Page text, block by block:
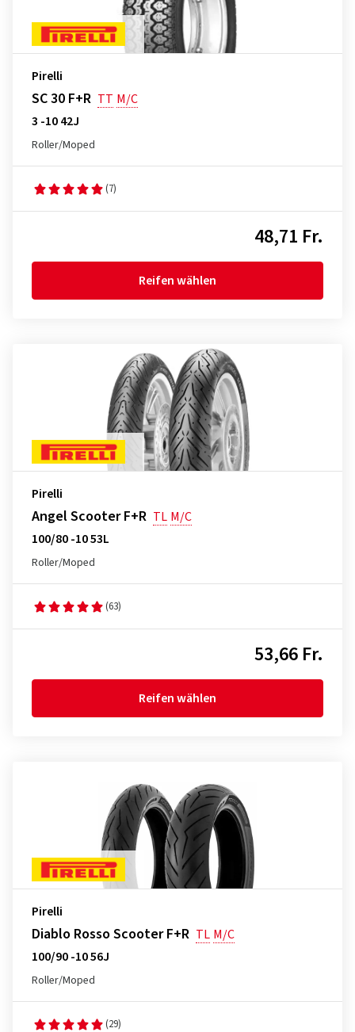
Pirelli
SC 30 F+R TT M/C
3 -10 42J
Roller/Moped
(7)
48,71 Fr.
Reifen wählen
Pirelli
Angel Scooter F+R TL M/C
100/80 -10 53L
Roller/Moped
(63)
53,66 Fr.
Reifen wählen
Pirelli
Diablo Rosso Scooter F+R TL M/C
100/90 -10 56J
Roller/Moped
(29)